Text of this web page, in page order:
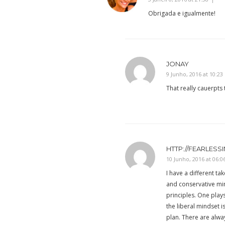
Obrigada e igualmente!
JONAY
9 Junho, 2016 at 10:23
That really
HTTP://
10 Junho, 2016 at
I have a different
and conservative
principles. One
the liberal mindset
plan. There are